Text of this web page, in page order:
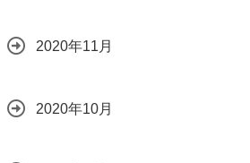
2020年11月
2020年10月